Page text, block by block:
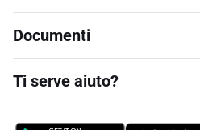
Documenti
Ti serve aiuto?